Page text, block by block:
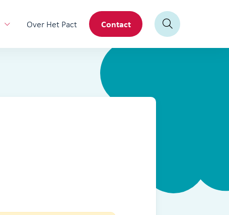
Over Het Pact Contact